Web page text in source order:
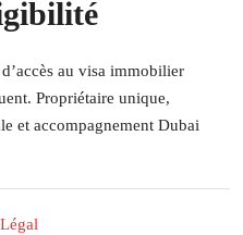
au visa immobilier
Propriétaire unique,
et accompagnement Dubai
Légal